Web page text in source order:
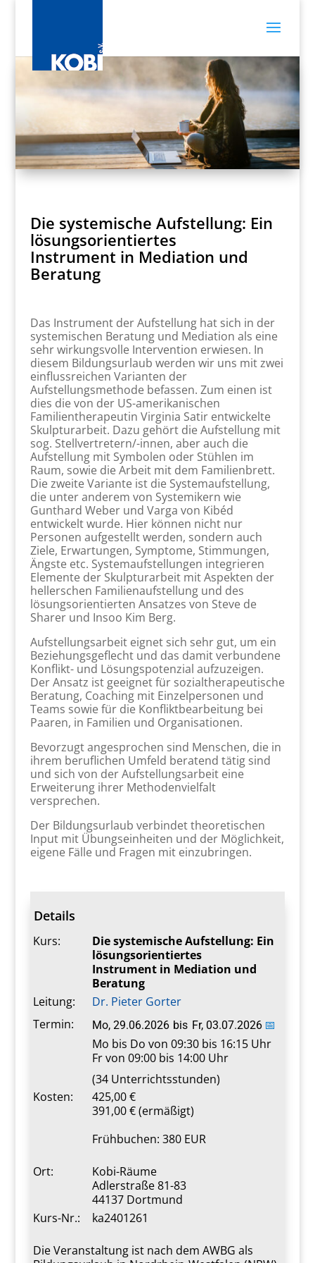
Die systemische Aufstellung: Ein
lösungsorientiertes
Instrument in Mediation und
Beratung
Das Instrument der Aufstellung hat sich in der
systemischen Beratung und Mediation als eine
sehr wirkungsvolle Intervention erwiesen. In
diesem Bildungsurlaub werden wir uns mit zwei
einflussreichen Varianten der
Aufstellungsmethode befassen. Zum einen ist
dies die von der US-amerikanischen
Familientherapeutin Virginia Satir entwickelte
Skulpturarbeit. Dazu gehört die Aufstellung mit
sog. Stellvertretern/-innen, aber auch die
Aufstellung mit Symbolen oder Stühlen im
Raum, sowie die Arbeit mit dem Familienbrett.
Die zweite Variante ist die Systemaufstellung,
die unter anderem von Systemikern wie
Gunthard Weber und Varga von Kibéd
entwickelt wurde. Hier können nicht nur
Personen aufgestellt werden, sondern auch
Ziele, Erwartungen, Symptome, Stimmungen,
Ängste etc. Systemaufstellungen integrieren
Elemente der Skulpturarbeit mit Aspekten der
hellerschen Familienaufstellung und des
lösungsorientierten Ansatzes von Steve de
Sharer und Insoo Kim Berg.
Aufstellungsarbeit eignet sich sehr gut, um ein
Beziehungsgeflecht und das damit verbundene
Konflikt- und Lösungspotenzial aufzuzeigen.
Der Ansatz ist geeignet für sozialtherapeutische
Beratung, Coaching mit Einzelpersonen und
Teams sowie für die Konfliktbearbeitung bei
Paaren, in Familien und Organisationen.
Bevorzugt angesprochen sind Menschen, die in
ihrem beruflichen Umfeld beratend tätig sind
und sich von der Aufstellungsarbeit eine
Erweiterung ihrer Methodenvielfalt
versprechen.
Der Bildungsurlaub verbindet theoretischen
Input mit Übungseinheiten und der Möglichkeit,
eigene Fälle und Fragen mit einzubringen.
Details
Kurs:
Die systemische Aufstellung: Ein
lösungsorientiertes
Instrument in Mediation und
Beratung
Leitung:
Dr. Pieter Gorter
Termin:
Mo, 29.06.2026 bis Fr, 03.07.2026 📅
Mo bis Do von 09:30 bis 16:15 Uhr
Fr von 09:00 bis 14:00 Uhr
(34 Unterrichtsstunden)
Kosten:
425,00 €
391,00 € (ermäßigt)
Frühbuchen: 380 EUR
Ort:
Kobi-Räume
Adlerstraße 81-83
44137 Dortmund
Kurs-Nr.:
ka2401261
Die Veranstaltung ist nach dem AWBG als